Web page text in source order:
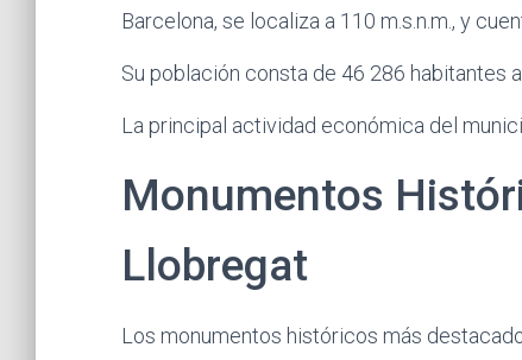
Barcelona, se localiza a 110 m.s.n.m., y
Su población consta de 46 286 habitantes
La principal actividad económica del
Monumentos
Llobregat
Los monumentos históricos más